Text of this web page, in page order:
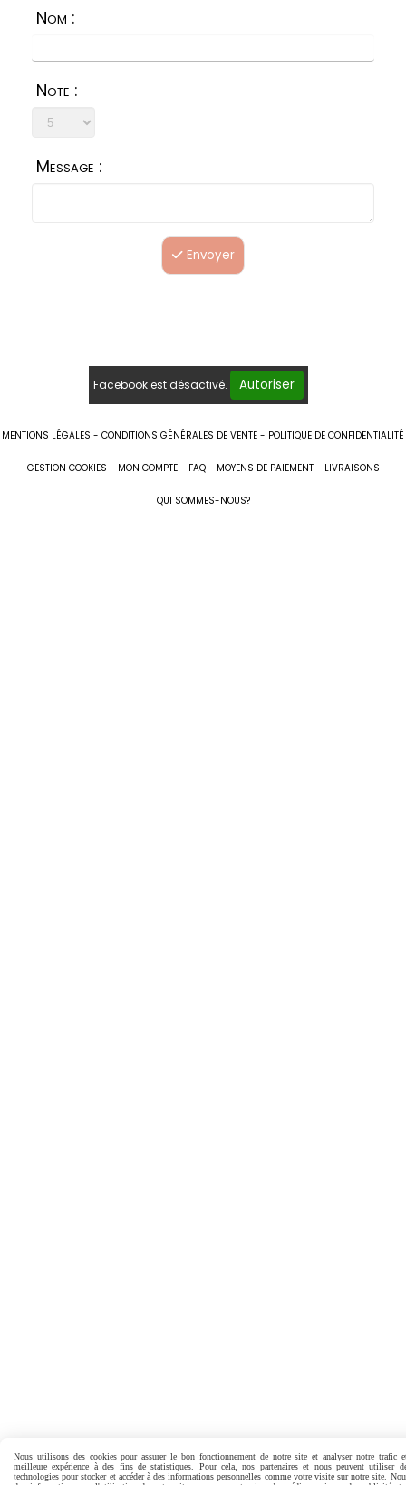
Nom :
Note :
Message :
Envoyer
Facebook est désactivé. Autoriser
MENTIONS LÉGALES CONDITIONS GÉNÉRALES DE VENTE POLITIQUE DE CONFIDENTIALITÉ
GESTION COOKIES MON COMPTE FAQ MOYENS DE PAIEMENT LIVRAISONS
QUI SOMMES-NOUS?
Nous utilisons des cookies pour assurer le bon fonctionnement de notre site et analyser notre trafic
meilleure expérience à des fins de statistiques. Pour cela, nos partenaires et nous peuvent utiliser
technologies pour stocker et accéder à des informations personnelles comme votre visite sur notre site.